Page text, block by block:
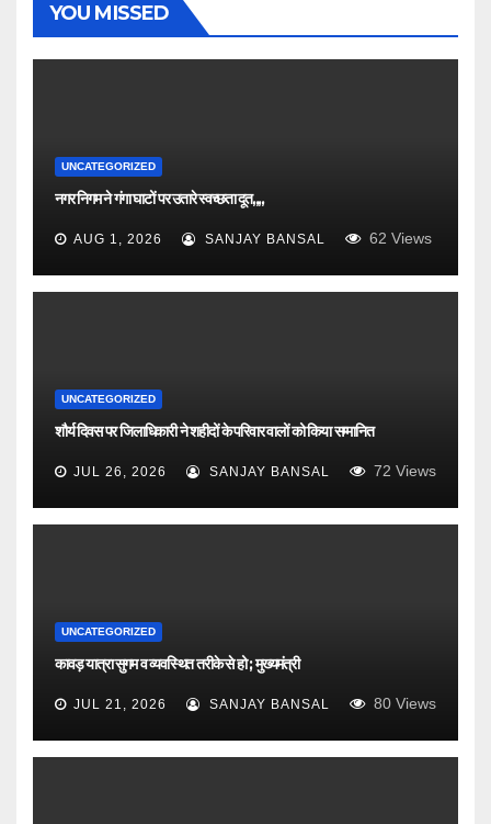
YOU MISSED
UNCATEGORIZED
नगर निगम ने गंगा घाटों पर उतारे स्वच्छता दूत,,,,
AUG 1, 2026 SANJAY BANSAL 62 Views
UNCATEGORIZED
शौर्य दिवस पर जिलाधिकारी ने शहीदों के परिवार वालों को किया सम्मानित
JUL 26, 2026 SANJAY BANSAL 72 Views
UNCATEGORIZED
कावड़ यात्रा सुगम व व्यवस्थित तरीके से हो ; मुख्यमंत्री
JUL 21, 2026 SANJAY BANSAL 80 Views